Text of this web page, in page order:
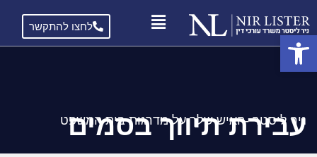
פתח סרגל נגישות
לחצו להתקשר
ניר ליסטר -האיש שלך על מדרגות בית המשפט
עבירת תיווך בסמים